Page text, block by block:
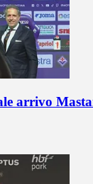
arrivo